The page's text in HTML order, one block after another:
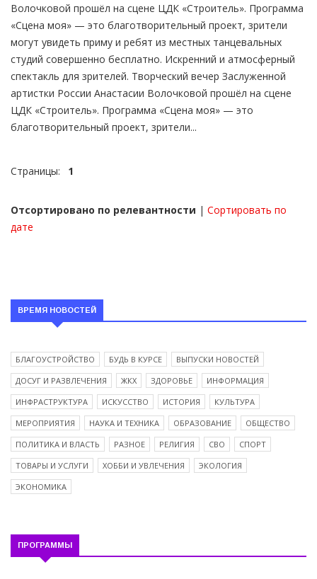
Волочковой прошёл на сцене ЦДК «Строитель». Программа
«Сцена моя» — это благотворительный проект, зрители
могут увидеть приму и ребят из местных танцевальных
студий совершенно бесплатно. Искренний и атмосферный
спектакль для зрителей. Творческий вечер Заслуженной
артистки России Анастасии Волочковой прошёл на сцене
ЦДК «Строитель». Программа «Сцена моя» — это
благотворительный проект, зрители...
Страницы: 1
Отсортировано по релевантности | Сортировать по
дате
ВРЕМЯ НОВОСТЕЙ
БЛАГОУСТРОЙСТВО БУДЬ В КУРСЕ
ВЫПУСКИ НОВОСТЕЙ
ДОСУГ И РАЗВЛЕЧЕНИЯ
ЖКХ ЗДОРОВЬЕ
ИНФОРМАЦИЯ
ИНФРАСТРУКТУРА
ИСКУССТВО ИСТОРИЯ
КУЛЬТУРА
МЕРОПРИЯТИЯ
НАУКА И ТЕХНИКА ОБРАЗОВАНИЕ
ОБЩЕСТВО
ПОЛИТИКА И ВЛАСТЬ
РАЗНОЕ РЕЛИГИЯ СВО
СПОРТ
ТОВАРЫ И УСЛУГИ
ХОББИ И УВЛЕЧЕНИЯ
ЭКОЛОГИЯ
ЭКОНОМИКА
ПРОГРАММЫ